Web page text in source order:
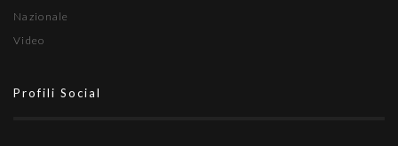
Nazionale
Video
Profili Social